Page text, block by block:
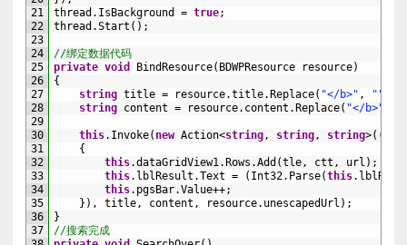
21
22
23
24
25
26
27
28
29
30
31
32
33
34
35
36
37
thread . IsBackground = true;
thread .Start ( ) ;
//绑定数据代码
private void BindResource( BDWPResource resource)
{
string title = resource.title.Replace( "</b>" , ""
string content = resource. content .Replace( "</b>"
this. Invoke( new Action<string, string, string>( (
{
this.dataGridView1.Rows .Add (tle, ctt , url ) ;
this. lblResult .Text = ( Int32. Parse(this.
this. pgsBar.Value++;
} ) , title, content , resource. unescapedUrl ) ;
}
//搜索完成